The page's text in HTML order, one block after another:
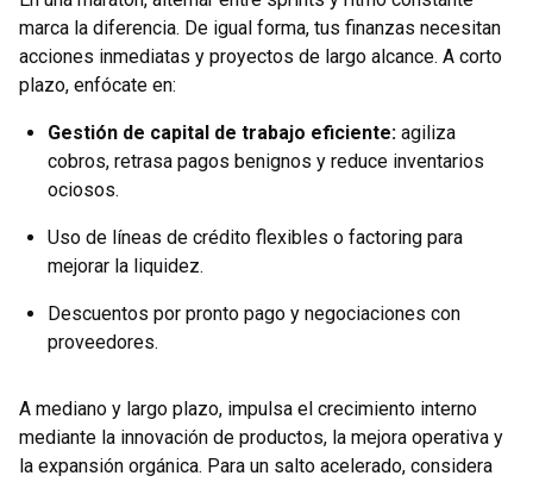
marca la diferencia. De igual forma, tus finanzas necesitan
acciones inmediatas y proyectos de largo alcance. A corto
plazo, enfócate en:
Gestión de capital de trabajo eficiente: agiliza
cobros, retrasa pagos benignos y reduce inventarios
ociosos.
Uso de líneas de crédito flexibles o factoring para
mejorar la liquidez.
Descuentos por pronto pago y negociaciones con
proveedores.
A mediano y largo plazo, impulsa el crecimiento interno
mediante la innovación de productos, la mejora operativa y
la expansión orgánica. Para un salto acelerado, considera